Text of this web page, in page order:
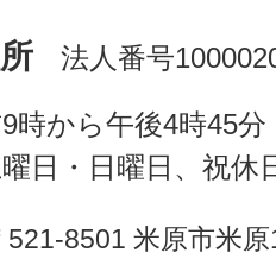
法人番号
時から午後4時45分
曜日・日曜日、祝
521-8501 米原市米